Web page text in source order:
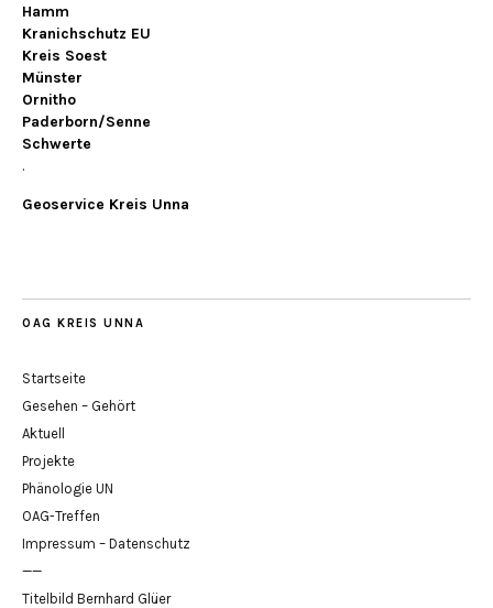
Hamm
Kranichschutz EU
Kreis Soest
Münster
Ornitho
Paderborn/Senne
Schwerte
.
Geoservice Kreis Unna
OAG KREIS UNNA
Startseite
Gesehen – Gehört
Aktuell
Projekte
Phänologie UN
OAG-Treffen
Impressum – Datenschutz
——
Titelbild Bernhard Glüer